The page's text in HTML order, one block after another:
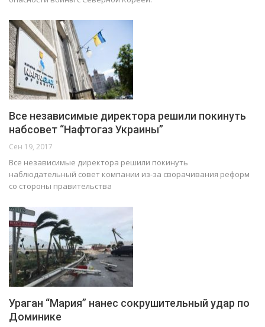
Все независимые директора решили покинуть
набсовет “Нафтогаз Украины”
Сен 19, 2017
Все независимые директора решили покинуть
наблюдательный совет компании из-за сворачивания реформ
со стороны правительства
Ураган “Мария” нанес сокрушительный удар по
Доминике